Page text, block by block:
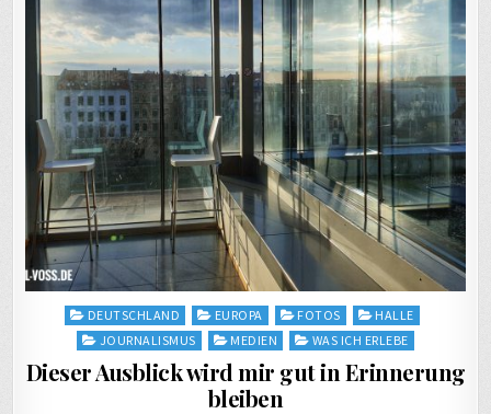
PostedDEUTSCHLAND EUROPA FOTOS
HALLE
JOURNALISMUS
MEDIEN WAS ICH ERLEBE
Dieser Ausblick wird mir gut in Erinnerung
bleiben